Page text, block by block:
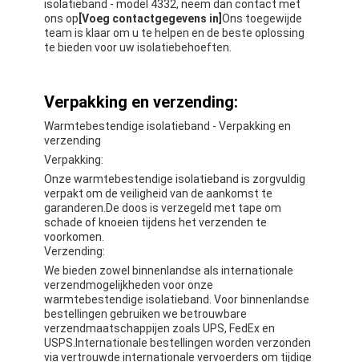
isolatieband - model 4332, neem dan contact met
ons op [Voeg contactgegevens in]Ons toegewijde
team is klaar om u te helpen en de beste oplossing
te bieden voor uw isolatiebehoeften.
Verpakking en verzending:
Warmtebestendige isolatieband - Verpakking en
verzending
Verpakking:
Onze warmtebestendige isolatieband is zorgvuldig
verpakt om de veiligheid van de aankomst te
garanderen.De doos is verzegeld met tape om
schade of knoeien tijdens het verzenden te
voorkomen.
Verzending:
We bieden zowel binnenlandse als internationale
verzendmogelijkheden voor onze
warmtebestendige isolatieband. Voor binnenlandse
bestellingen gebruiken we betrouwbare
verzendmaatschappijen zoals UPS, FedEx en
USPS.Internationale bestellingen worden verzonden
via vertrouwde internationale vervoerders om tijdige